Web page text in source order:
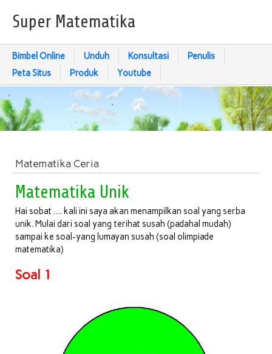
Super Matematika
Bimbel Online Unduh Konsultasi
Penulis
Peta Situs
Produk Youtube
Matematika Ceria
Matematika Unik
Hai sobat …. kali ini saya akan menampilkan soal yang serba
unik. Mulai dari soal yang terihat susah (padahal mudah)
sampai ke soal-yang lumayan susah (soal olimpiade
matematika)
Soal 1